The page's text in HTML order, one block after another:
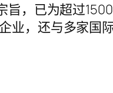
，已为超过
业，还与多家国